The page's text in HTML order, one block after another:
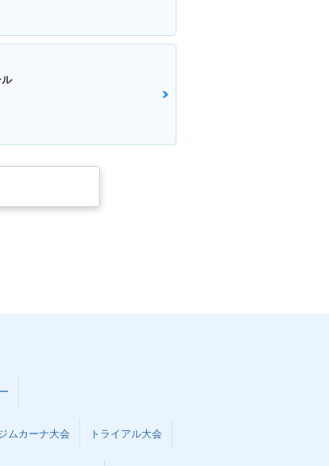
ムカーナ大会 トライアル大会